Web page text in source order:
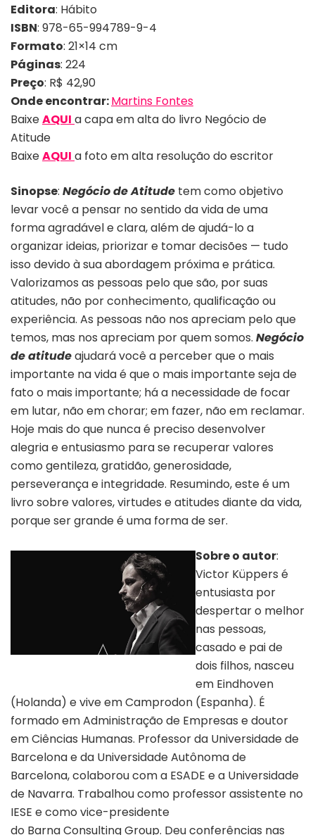
Editora: Hábito
ISBN: 978-65-994789-9-4
Formato: 21×14 cm
Páginas: 224
Preço: R$ 42,90
Onde encontrar:Martins Fontes
BaixeAQUI a capa em alta do livro Negócio de
Atitude
BaixeAQUI a foto em alta resolução do escritor
Sinopse: Negócio de Atitude tem como objetivo
levar você a pensar no sentido da vida de uma
forma agradável e clara, além de ajudá-lo a
organizar ideias, priorizar e tomar decisões — tudo
isso devido à sua abordagem próxima e prática.
Valorizamos as pessoas pelo que são, por suas
atitudes, não por conhecimento, qualificação ou
experiência. As pessoas não nos apreciam pelo que
temos, mas nos apreciam por quem somos. Negócio
de atitudeajudará você a perceber que o mais
importante na vida é que o mais importante seja de
fato o mais importante; há a necessidade de focar
em lutar, não em chorar; em fazer, não em reclamar.
Hoje mais do que nunca é preciso desenvolver
alegria e entusiasmo para se recuperar valores
como gentileza, gratidão, generosidade,
perseverança e integridade. Resumindo, este é um
livro sobre valores, virtudes e atitudes diante da vida,
porque ser grande é uma forma de ser.
Sobre o autor:
Victor Küppers é
entusiasta por
despertar o melhor
nas pessoas,
casado e pai de
dois filhos, nasceu
em Eindhoven
(Holanda) e vive em Camprodon (Espanha). É
formado em Administração de Empresas e doutor
em Ciências Humanas. Professor da Universidade de
Barcelona e da Universidade Autônoma de
Barcelona, colaborou com a ESADE e a Universidade
de Navarra. Trabalhou como professor assistente no
IESE e como vice-presidente
do Barna Consulting Group. Deu conferências nas